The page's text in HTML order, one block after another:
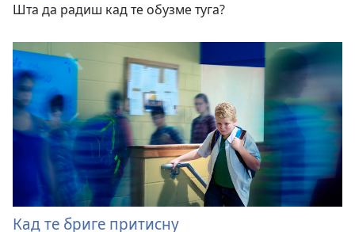
Шта да радиш кад те обузме туга?
Кад те бриге притисну